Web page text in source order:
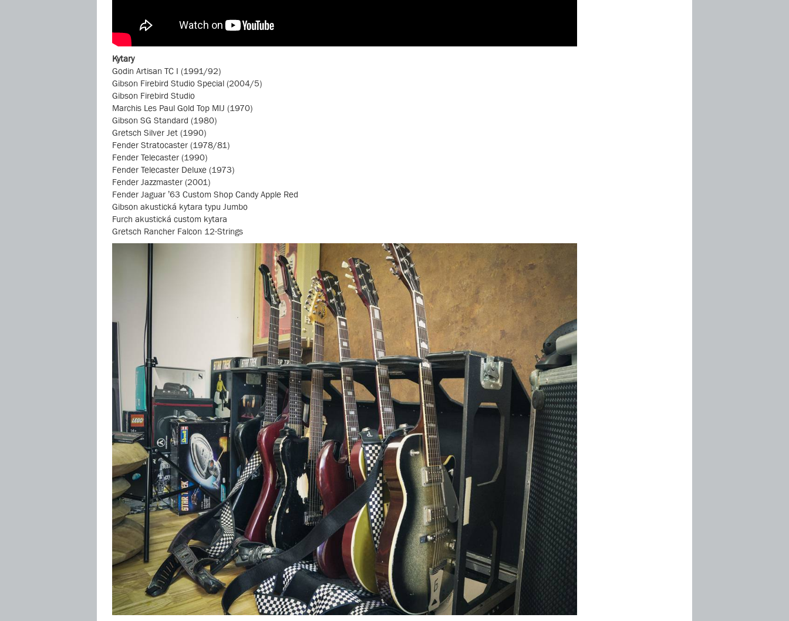
Kytary
Godin Artisan TC I (1991/92)
Gibson Firebird Studio Special (2004/5)
Gibson Firebird Studio
Marchis Les Paul Gold Top MIJ (1970)
Gibson SG Standard (1980)
Gretsch Silver Jet (1990)
Fender Stratocaster (1978/81)
Fender Telecaster (1990)
Fender Telecaster Deluxe (1973)
Fender Jazzmaster (2001)
Fender Jaguar ’63 Custom Shop Candy Apple Red
Gibson akustická kytara typu Jumbo
Furch akustická custom kytara
Gretsch Rancher Falcon 12-Strings